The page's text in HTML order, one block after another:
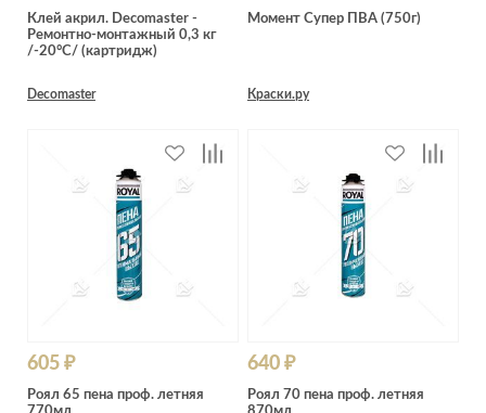
Клей акрил. Decomaster -
Ремонтно-монтажный 0,3 кг
/-20°C/ (картридж)
Decomaster
Момент Супер ПВА (750г)
Краски.ру
605 ₽
Роял 65 пена проф. летняя
640 ₽
Роял 70 пена проф. летняя